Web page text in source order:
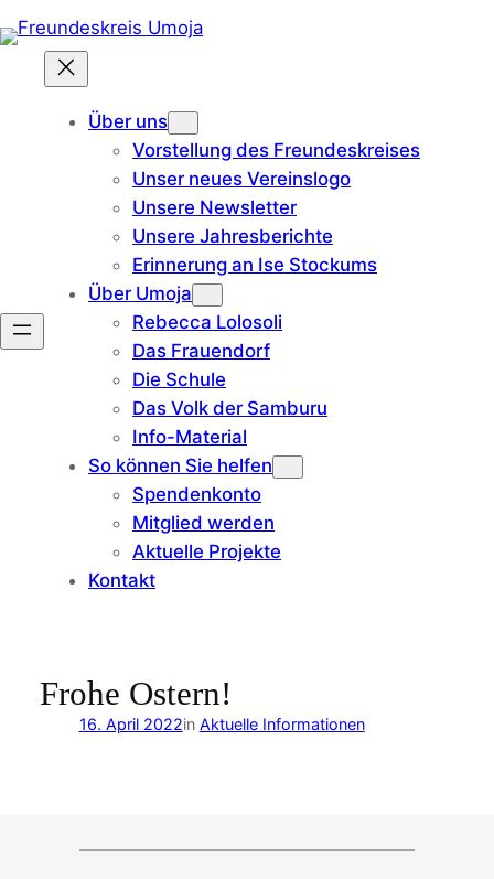
Inhalt
springen
Über uns
Vorstellung des Freundeskreises
Unser neues Vereinslogo
Unsere Newsletter
Unsere Jahresberichte
Erinnerung an Ise Stockums
Über Umoja
Rebecca Lolosoli
Das Frauendorf
Die Schule
Das Volk der Samburu
Info-Material
So können Sie helfen
Spendenkonto
Mitglied werden
Aktuelle Projekte
Kontakt
Frohe Ostern!
16. April 2022in Aktuelle Informationen